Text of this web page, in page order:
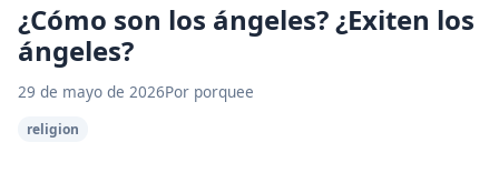
¿Cómo son los ángeles? ¿Exiten los
ángeles?
29 de mayo de 2026Por porquee
religion